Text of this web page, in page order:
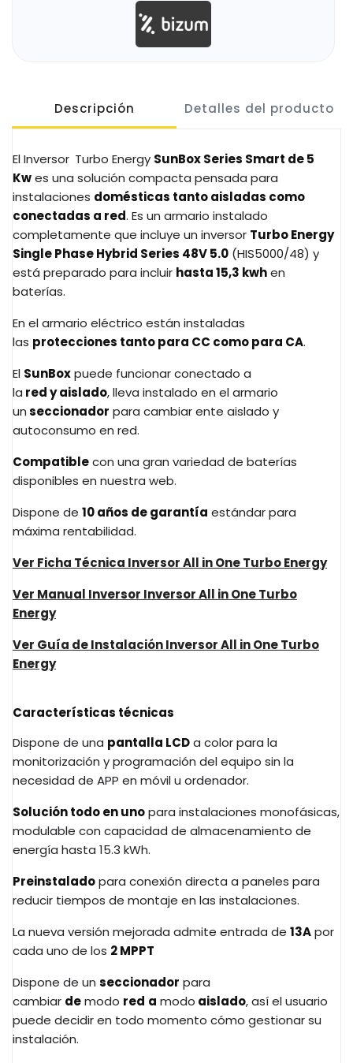
Descripción Detalles del producto
El Inversor Turbo Energy SunBox Series Smart de 5
Kwes una solución compacta pensada para
instalaciones domésticas tanto aisladas como
conectadas a red. Es un armario instalado
completamente que incluye un inversor Turbo Energy
Single Phase Hybrid Series 48V 5.0 (HIS5000/48) y
está preparado para incluir hasta 15,3 kwhen
baterías.
En el armario eléctrico están instaladas
las protecciones tanto para CC como para CA.
El SunBoxpuede funcionar conectado a
la red y aislado, lleva instalado en el armario
unseccionador para cambiar ente aislado y
autoconsumo en red.
Compatiblecon una gran variedad de baterías
disponibles en nuestra web.
Dispone de 10años de garantía estándar para
máxima rentabilidad.
Ver Ficha Técnica Inversor All in One Turbo Energy
Ver Manual Inversor Inversor All in One Turbo
Energy
Ver Guía de Instalación Inversor All in One Turbo
Energy
Características técnicas
Dispone de una pantalla LCDa color para la
monitorización y programación del equipo sin la
necesidad de APP en móvil u ordenador.
Solución todo en unopara instalaciones monofásicas,
modulable con capacidad de almacenamiento de
energía hasta 15.3 kWh.
Preinstaladopara conexión directa a paneles para
reducir tiempos de montaje en las instalaciones.
La nueva versión mejorada admite entrada de 13Apor
cada uno de los 2 MPPT
Dispone de un seccionador para
cambiar demodo red a modo aislado, así el usuario
puede decidir en todo momento cómo gestionar su
instalación.